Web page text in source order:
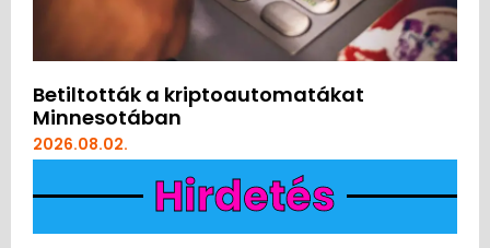
Betiltották a kriptoautomatákat
Minnesotában
2026.08.02.
Hirdetés